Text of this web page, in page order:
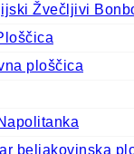
Žvečljivi
ploščica
beljakovinska